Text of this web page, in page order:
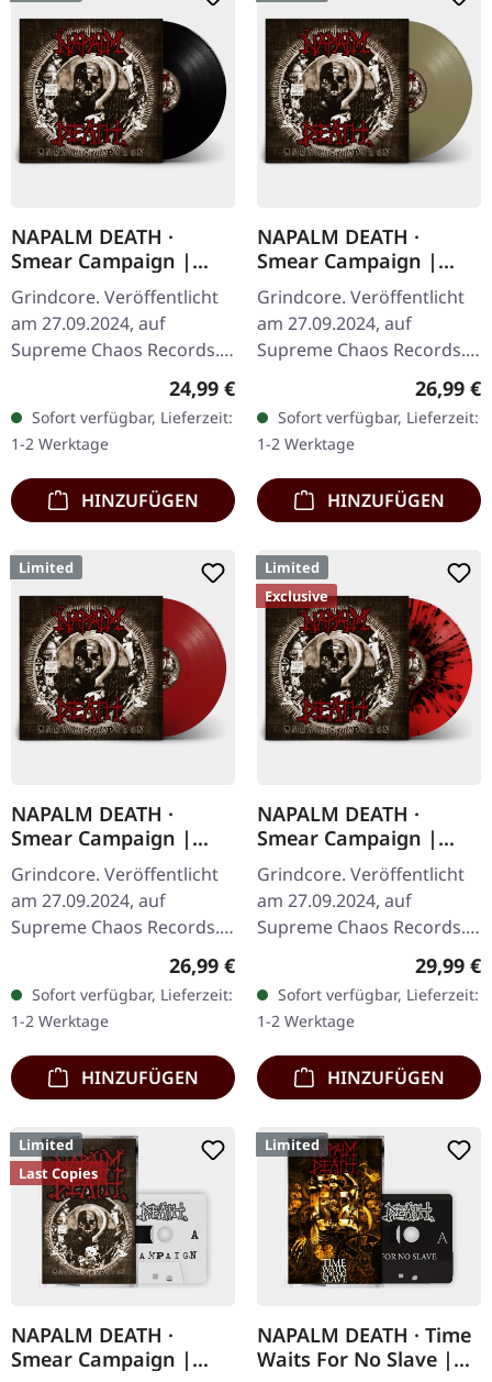
NAPALM DEATH ·
Smear Campaign |
BLACK LP
Grindcore. Veröffentlicht
am 27.09.2024, auf
Supreme Chaos Records.
Black vinyl with insert and
heavy cover. · Neues
dynamisches Mastering
von…
Regulärer Preis:
24,99 €
Sofort verfügbar, Lieferzeit:
1-2 Werktage
HINZUFÜGEN
NAPALM DEATH ·
Smear Campaign |
GOLDEN LP
Grindcore. Veröffentlicht
am 27.09.2024, auf
Supreme Chaos Records.
Goldenes Vinyl mit Insert
und schwerem Cover,
limitiert auf 200
Exemplare. ·…
26,99 €
Sofort verfügbar, Lieferzeit:
1-2 Werktage
HINZUFÜGEN
Limited
NAPALM DEATH ·
Smear Campaign |
RUSTY RED LP
Grindcore. Veröffentlicht
am 27.09.2024, auf
Supreme Chaos Records.
Dunkelrotes Vinyl mit
Insert und schwerem
Cover, limitiert auf 300
Exemplare. ·…
Regulärer Preis:
26,99 €
Sofort verfügbar, Lieferzeit:
1-2 Werktage
HINZUFÜGEN
Limited
Exclusive
NAPALM DEATH ·
Smear Campaign |
TRANSPARENT
RED/BLACK SPLATTER
LP
Grindcore. Veröffentlicht
am 27.09.2024, auf
Supreme Chaos Records.
Exklusives Splatter-Vinyl
mit Insert und schwerem
Cover, limitiert auf 100…
29,99 €
Sofort verfügbar, Lieferzeit:
1-2 Werktage
HINZUFÜGEN
Limited
Last Copies
NAPALM DEATH ·
Smear Campaign |
Limited
NAPALM DEATH · Time
Waits For No Slave |